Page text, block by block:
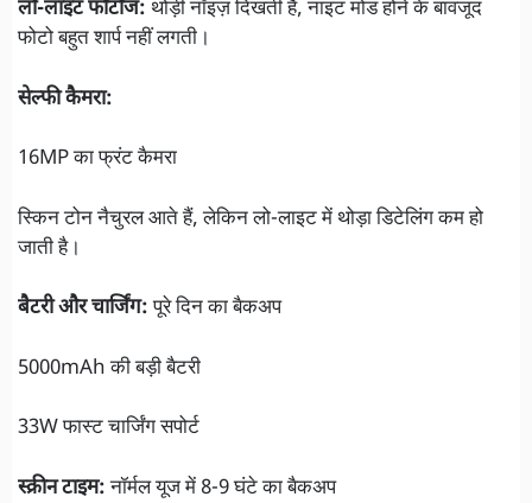
लो-लाइट फोटोज: थोड़ी नॉइज़ दिखती है, नाइट मोड होने के बावजूद
फोटो बहुत शार्प नहीं लगती।
सेल्फी कैमरा:
16MP का फ्रंट कैमरा
स्किन टोन नैचुरल आते हैं, लेकिन लो-लाइट में थोड़ा डिटेलिंग कम हो
जाती है।
बैटरी और चार्जिंग:पूरे दिन का बैकअप
5000mAh की बड़ी बैटरी
33W फास्ट चार्जिंग सपोर्ट
स्क्रीन टाइम:नॉर्मल यूज में 8-9 घंटे का बैकअप